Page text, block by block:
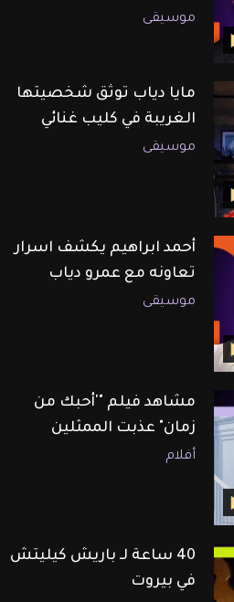
موسيقى
مايا دياب توثق شخصيتها
الغريبة في كليب غنائي
موسيقى
أحمد ابراهيم يكشف اسرار
تعاونه مع عمرو دياب
موسيقى
مشاهد فيلم "'أحبك من
زمان" عذبت الممثلين
أفلام
40 ساعة لـ باريش كيليتش
في بيروت